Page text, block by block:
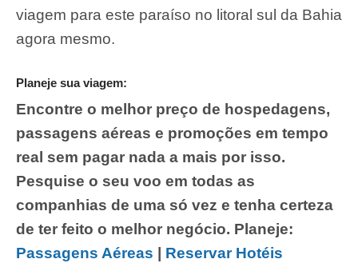
viagem para este paraíso no litoral sul da Bahia
agora mesmo.
Planeje sua viagem:
Encontre o melhor preço de hospedagens,
passagens aéreas e promoções em tempo
real sem pagar nada a mais por isso.
Pesquise o seu voo em todas as
companhias de uma só vez e tenha certeza
de ter feito o melhor negócio. Planeje:
Passagens Aéreas
Reservar Hotéis